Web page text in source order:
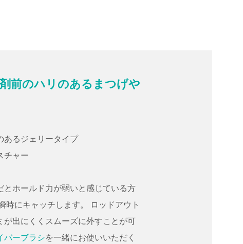
前のハリのあるまつげや
あるジェリータイプ
チャー
とホールド力が弱いと感じている方
時にキャッチします。 ロッドアウト
が出にくくスムーズに外すことが可
バーブラシを一緒にお使いいただく